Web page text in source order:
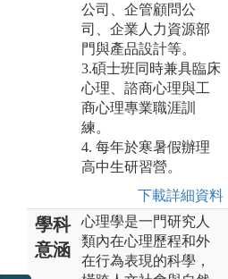
公司、企管顧問公
司、企業人力資源部
門與產品設計等。
3.碩士班同時兼具臨床
心理、諮商心理與工
商心理專業職涯訓
練。
4. 每年於寒暑假辦理
高中生研習營。
下載詳細資料
學科
意涵
心理學是一門研究人
類內在心理歷程和外
在行為表現的科學，